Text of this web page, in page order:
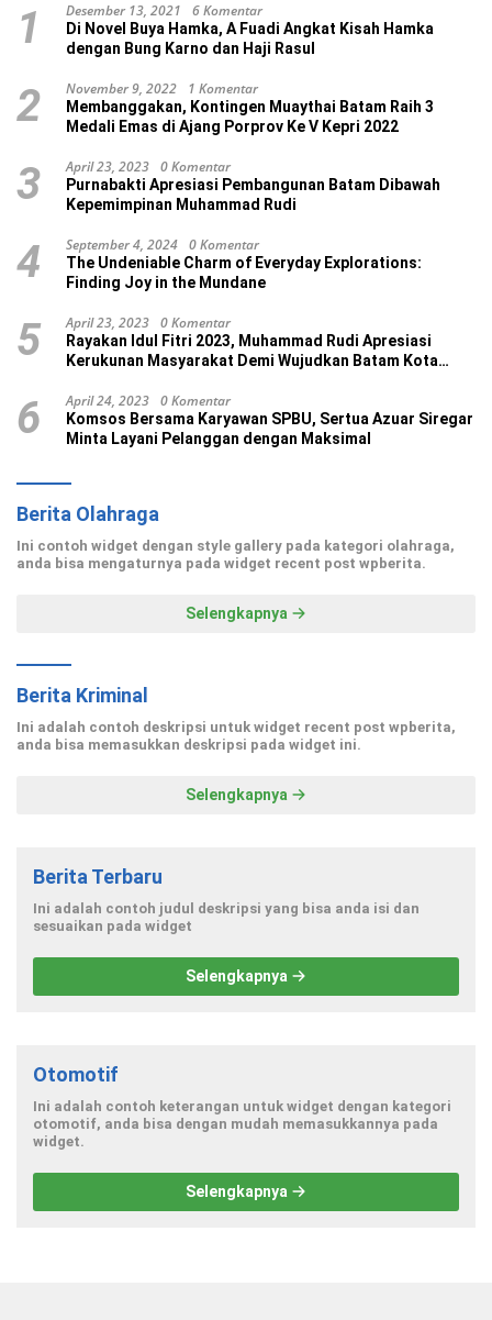
1 Desember 13, 2021 6 Komentar
Di Novel Buya Hamka, A Fuadi Angkat Kisah Hamka
dengan Bung Karno dan Haji Rasul
2 November 9, 2022 1 Komentar
Membanggakan, Kontingen Muaythai Batam Raih 3
Medali Emas di Ajang Porprov Ke V Kepri 2022
3 April 23, 2023 0 Komentar
Purnabakti Apresiasi Pembangunan Batam Dibawah
Kepemimpinan Muhammad Rudi
4 September 4, 2024 0 Komentar
The Undeniable Charm of Everyday Explorations:
Finding Joy in the Mundane
5 April 23, 2023 0 Komentar
Rayakan Idul Fitri 2023, Muhammad Rudi Apresiasi
Kerukunan Masyarakat Demi Wujudkan Batam Kota
6 April 24, 2023 0 Komentar
Komsos Bersama Karyawan SPBU, Sertua Azuar Siregar
Minta Layani Pelanggan dengan Maksimal
Berita Olahraga
Ini contoh widget dengan style gallery pada kategori olahraga,
anda bisa mengaturnya pada widget recent post wpberita.
Selengkapnya
Berita Kriminal
Ini adalah contoh deskripsi untuk widget recent post wpberita,
anda bisa memasukkan deskripsi pada widget ini.
Selengkapnya
Berita Terbaru
Ini adalah contoh judul deskripsi yang bisa anda isi dan
sesuaikan pada widget
Selengkapnya
Otomotif
Ini adalah contoh keterangan untuk widget dengan kategori
otomotif, anda bisa dengan mudah memasukkannya pada
widget.
Selengkapnya